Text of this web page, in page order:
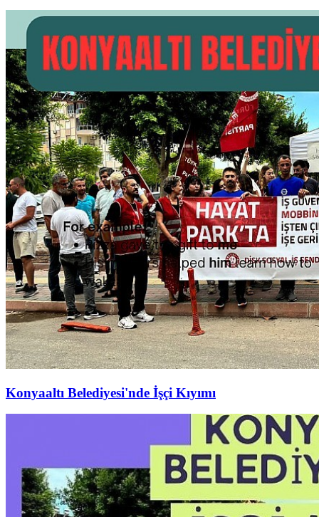
Konyaaltı Belediyesi'nde İşçi Kıyımı